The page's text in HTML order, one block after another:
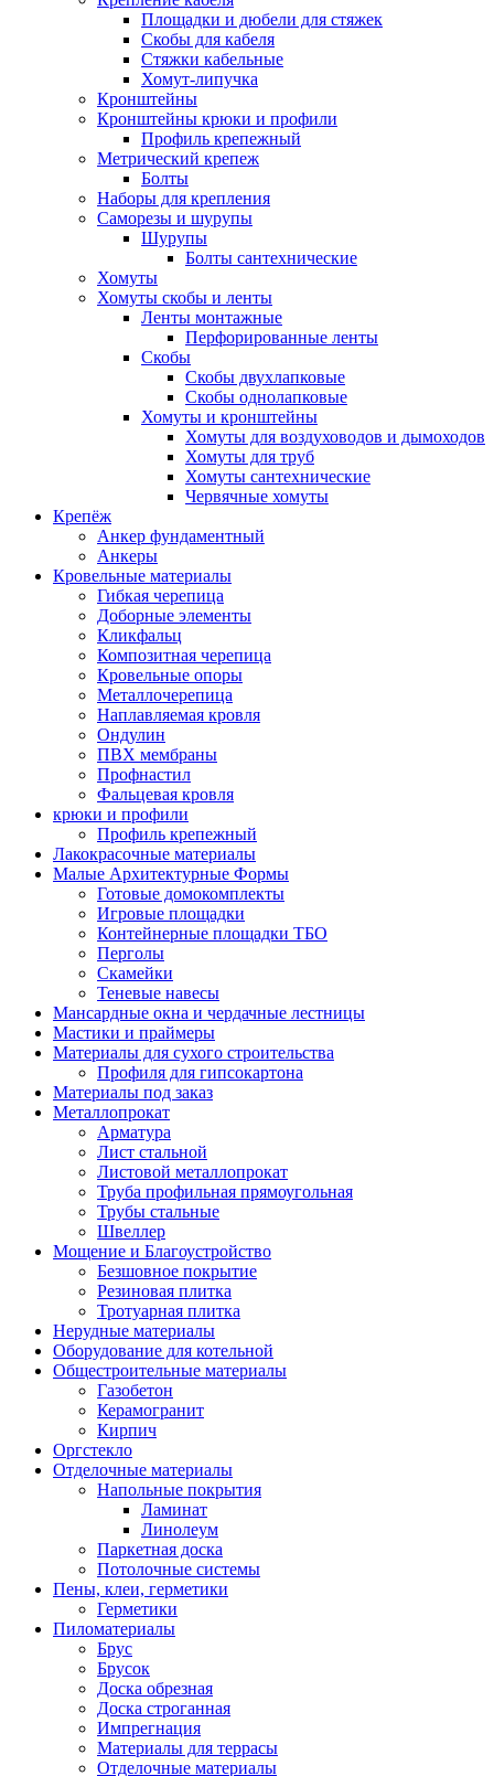
Площадки и дюбели для стяжек
Скобы для кабеля
Стяжки кабельные
Хомут-липучка
Кронштейны
Кронштейны крюки и профили
Профиль крепежный
Метрический крепеж
Болты
Наборы для крепления
Саморезы и шурупы
Шурупы
Болты сантехнические
Хомуты
Хомуты скобы и ленты
Ленты монтажные
Перфорированные ленты
Скобы
Скобы двухлапковые
Скобы однолапковые
Хомуты и кронштейны
Хомуты для воздуховодов и дымоходов
Хомуты для труб
Хомуты сантехнические
Червячные хомуты
Крепёж
Анкер фундаментный
Анкеры
Кровельные материалы
Гибкая черепица
Доборные элементы
Кликфальц
Композитная черепица
Кровельные опоры
Металлочерепица
Наплавляемая кровля
Ондулин
ПВХ мембраны
Профнастил
Фальцевая кровля
крюки и профили
Профиль крепежный
Лакокрасочные материалы
Малые Архитектурные Формы
Готовые домокомплекты
Игровые площадки
Контейнерные площадки ТБО
Перголы
Скамейки
Теневые навесы
Мансардные окна и чердачные лестницы
Мастики и праймеры
Материалы для сухого строительства
Профиля для гипсокартона
Материалы под заказ
Металлопрокат
Арматура
Лист стальной
Листовой металлопрокат
Труба профильная прямоугольная
Трубы стальные
Швеллер
Мощение и Благоустройство
Безшовное покрытие
Резиновая плитка
Тротуарная плитка
Нерудные материалы
Оборудование для котельной
Общестроительные материалы
Газобетон
Керамогранит
Кирпич
Оргстекло
Отделочные материалы
Напольные покрытия
Ламинат
Линолеум
Паркетная доска
Потолочные системы
Пены, клеи, герметики
Герметики
Пиломатериалы
Брус
Брусок
Доска обрезная
Доска строганная
Импрегнация
Материалы для террасы
Отделочные материалы